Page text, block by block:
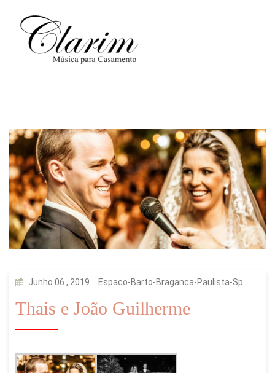
Junho 06 , 2019 Espaco-Barto-Braganca-Paulista-Sp
Thais e João Guilherme